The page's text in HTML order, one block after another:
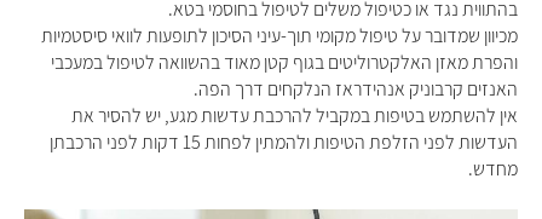
בהתווית נגד או כטיפול משלים לטיפול בחוסמי בטא.
מכיוון שמדובר על טיפול מקומי תוך-עיני הסיכון לתופעות לוואי סיסטמיות
והפרת מאזן האלקטרוליטים בגוף קטן מאוד בהשוואה לטיפול במעכבי
האנזים קרבוניק אנהידראז הנלקחים דרך הפה.
אין להשתמש בטיפות במקביל להרכבת עדשות מגע, יש להסיר את
העדשות לפני הזלפת הטיפות ולהמתין לפחות 15 דקות לפני הרכבתן
מחדש.